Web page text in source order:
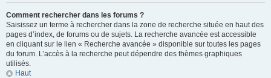
Comment rechercher dans les forums ?
Saisissez un terme à rechercher dans la zone de recherche située en haut des
pages d’index, de forums ou de sujets. La recherche avancée est accessible
en cliquant sur le lien « Recherche avancée » disponible sur toutes les pages
du forum. L’accès à la recherche peut dépendre des thèmes graphiques
utilisés.
Haut